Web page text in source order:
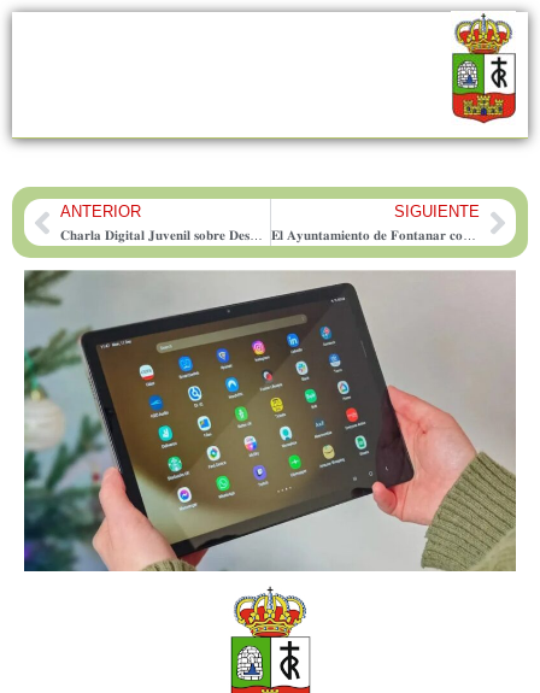
PrevANTERIOR SIGUIENTE
𝐄𝐥 𝐀𝐲𝐮𝐧𝐭𝐚𝐦𝐢𝐞𝐧𝐭𝐨 𝐝𝐞 𝐅𝐨𝐧𝐭𝐚𝐧𝐚𝐫 𝐜𝐨𝐧𝐯𝐨𝐜𝐚 𝐮𝐧𝐚 𝐛𝐨𝐥𝐬𝐚 𝐝𝐞 𝐭𝐫𝐚𝐛𝐚𝐣𝐨 𝐩𝐚𝐫𝐚 𝐓𝐞́𝐜𝐧𝐢𝐜𝐨𝐬 𝐀𝐮𝐱𝐢𝐥𝐢𝐚𝐫𝐞𝐬 𝐝𝐞 𝐁𝐢𝐛𝐥𝐢𝐨𝐭𝐞𝐜𝐚